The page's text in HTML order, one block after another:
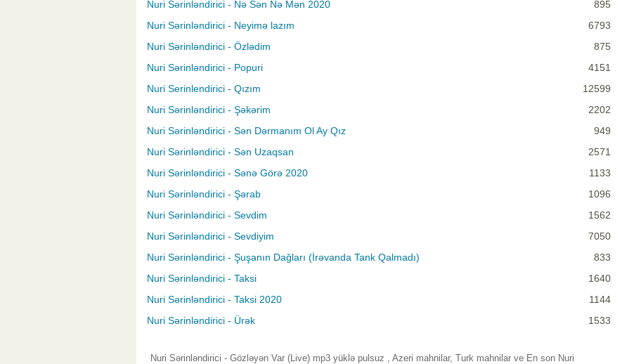
Nuri Sərinləndirici - Nə Sən Nə Mən 2020
895
Nuri Sərinləndirici - Neyimə lazım
6793
Nuri Sərinləndirici - Özlədim
875
Nuri Sərinləndirici - Popuri
4151
Nuri Serinlendirici - Qızım
12599
Nuri Sərinləndirici - Şəkərim
2202
Nuri Sərinləndirici - Sən Dərmanım Ol Ay Qız
949
Nuri Sərinləndirici - Sən Uzaqsan
2571
Nuri Sərinləndirici - Sənə Görə 2020
1133
Nuri Sərinləndirici - Şərab
1096
Nuri Sərinləndirici - Sevdim
1562
Nuri Sərinləndirici - Sevdiyim
7050
Nuri Sərinləndirici - Şuşanın Dağları (İrəvanda Tank Qalmadı)
833
Nuri Sərinləndirici - Taksi
1640
Nuri Sərinləndirici - Taksi 2020
1144
Nuri Sərinləndirici - Ürək
1533
Nuri Sərinləndirici - Gözləyən Var (Live) mp3 yüklə pulsuz , Azeri mahnilar, Turk mahnilar ve En son Nuri